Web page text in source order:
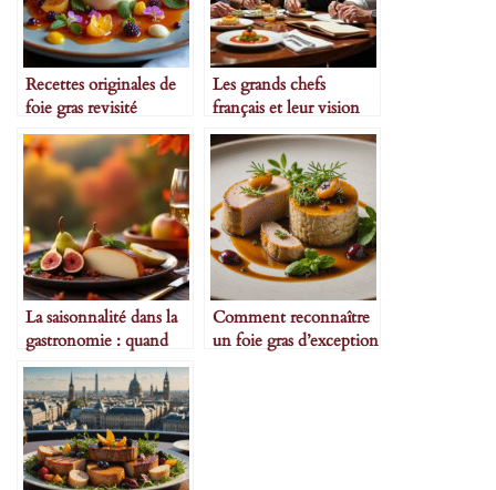
Recettes originales de
foie gras revisité
Les grands chefs
français et leur vision
du foie gras
La saisonnalité dans la
gastronomie : quand
consommer le foie gras
?
Comment reconnaître
un foie gras d’exception